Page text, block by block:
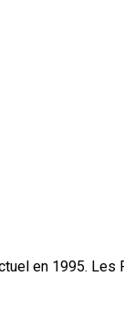
en 1995. Les